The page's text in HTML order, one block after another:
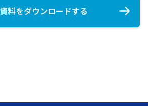
資料をダウンロードする